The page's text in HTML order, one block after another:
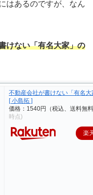
はあるのですが、なん
けない「有名大家」の
不動産会社が書けない「有名
[ 小島拓 ]
価格：1540円（税込、送料無
時点)
楽